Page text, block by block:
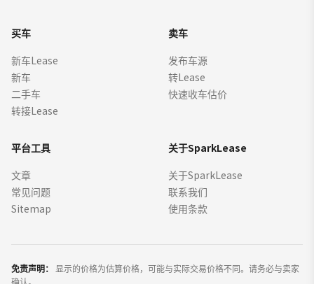
买车
新车Lease
新车
二手车
转接Lease
卖车
发布车源
转Lease
快速收车估价
平台工具
文章
常见问题
Sitemap
关于SparkLease
关于SparkLease
联系我们
使用条款
免责声明：
显示的价格为估算价格，可能与实际交易价格不同。请务必与卖家
确认。